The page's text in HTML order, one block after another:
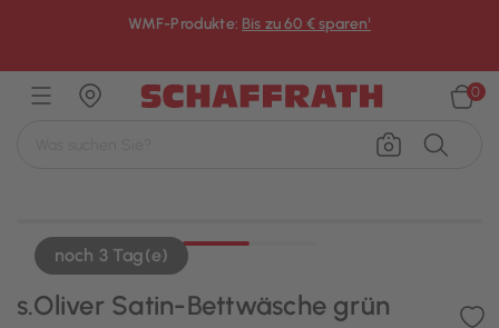
WMF-Produkte: Bis zu 60 € sparen¹
0
noch 3 Tag(e)
s.Oliver Satin-Bettwäsche grün